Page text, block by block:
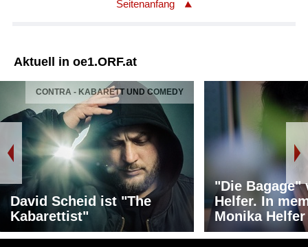
Seitenanfang
Aktuell in oe1.ORF.at
CONTRA - KABARETT UND COMEDY
David Scheid ist "The
Kabarettist"
"Die Bagage"
Helfer. In
Monika Helfer